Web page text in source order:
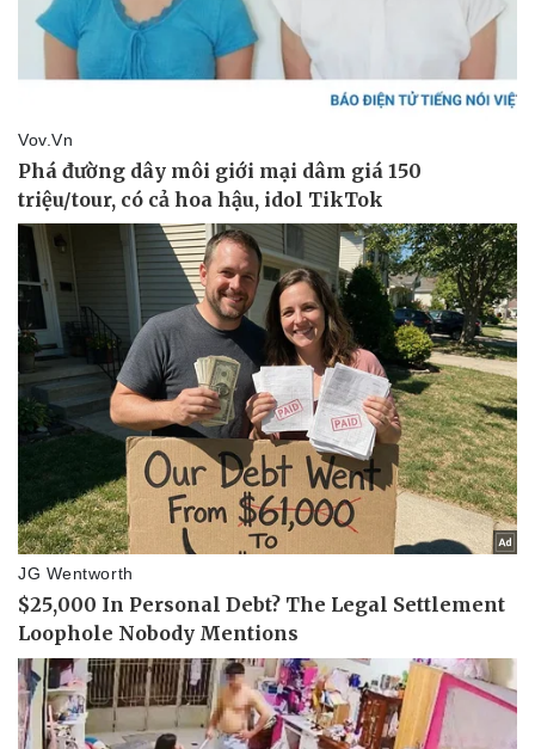
Doanh nghiệp
Thông tin doanh nghiệp
Doanh nghiệp 24h
Doanh nhân
Vì cộng đồng
Công nghệ
Sành điệu
Tin Công nghệ
Trải nghiệm
Chuyển đổi số